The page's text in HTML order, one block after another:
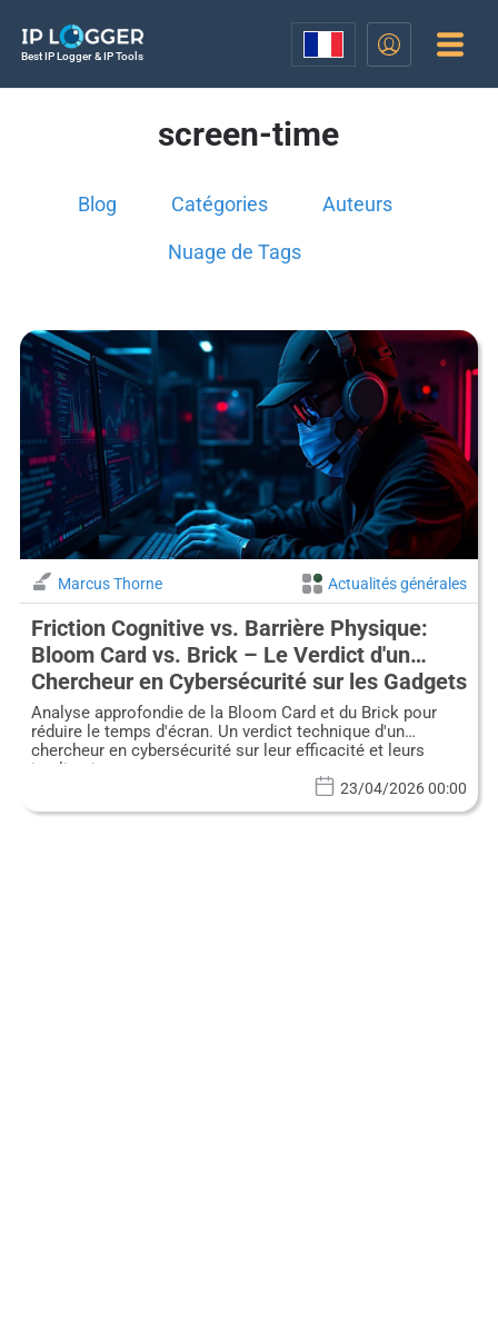
Best IP Logger & IP Tools
screen-time
Blog Catégories Auteurs
Nuage de Tags
Marcus Thorne Actualités générales
Friction Cognitive vs. Barrière Physique:
Bloom Card vs. Brick – Le Verdict d'un
Chercheur en Cybersécurité sur les Gadgets
de Désintoxication Numérique
Analyse approfondie de la Bloom Card et du Brick pour
réduire le temps d'écran. Un verdict technique d'un
chercheur en cybersécurité sur leur efficacité et leurs
implications.
23/04/2026 00:00